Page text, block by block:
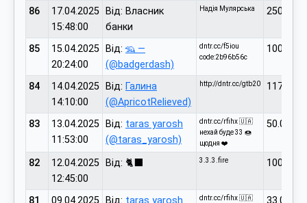
86
17.04.2025
15:48:00
Від: Власник
банки
Надія Мулярська 2500.00
85
15.04.2025
20:24:00
Від: 🦡 —
(@badgerdash)
dntr.cc/f5iou
code:2b96b56c
100.00
84
14.04.2025
14:10:00
Від: Галина
(@ApricotRelieved)
http://dntr.cc/gtb20 117.00
83
13.04.2025
11:53:00
Від: taras yarosh
(@taras_yarosh)
dntr.cc/rfihx 🇺🇦
нехай буде 33 🍩
щодня ❤️
50.00
82
12.04.2025
12:45:00
Від: 🐈‍⬛ 3.3.3.fire 100.00
81
09.04.2025
Від: taras yarosh
dntr.cc/rfihx 🇺🇦
33.00